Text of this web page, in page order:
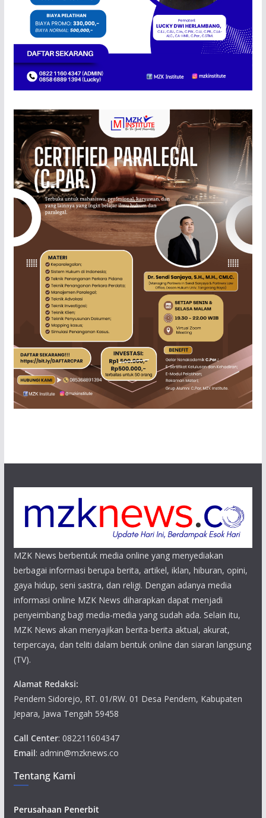
MZK News berbentuk media online yang menyediakan
berbagai informasi berupa berita, artikel, iklan, hiburan, opini,
gaya hidup, seni sastra, dan religi. Dengan adanya media
informasi online MZK News diharapkan dapat menjadi
penyeimbang bagi media-media yang sudah ada. Selain itu,
MZK News akan menyajikan berita-berita aktual, akurat,
terpercaya, dan teliti dalam bentuk online dan siaran langsung
(TV).
Alamat Redaksi:
Pendem Sidorejo, RT. 01/RW. 01 Desa Pendem, Kabupaten
Jepara, Jawa Tengah 59458
Call Center: 082211604347
Email: admin@mzknews.co
Tentang Kami
Perusahaan Penerbit